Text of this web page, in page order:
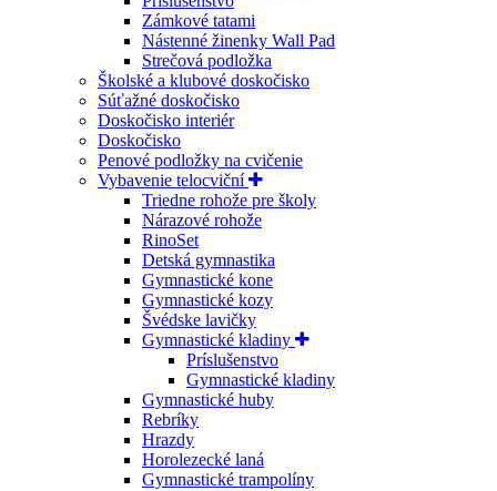
Zámkové tatami
Nástenné žinenky Wall Pad
Strečová podložka
Školské a klubové doskočisko
Súťažné doskočisko
Doskočisko interiér
Doskočisko
Penové podložky na cvičenie
Vybavenie telocviční
Triedne rohože pre školy
Nárazové rohože
RinoSet
Detská gymnastika
Gymnastické kone
Gymnastické kozy
Švédske lavičky
Gymnastické kladiny
Príslušenstvo
Gymnastické kladiny
Gymnastické huby
Rebríky
Hrazdy
Horolezecké laná
Gymnastické trampolíny